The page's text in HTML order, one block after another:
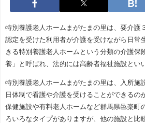
特別養護老人ホームまがたまの里は、要介護
認定を受けた利用者が介護を受けながら日常
きる特別養護老人ホームという分類の介護保
養」と呼ばれ、法的には高齢者福祉施設とい
特別養護老人ホームまがたまの里は、入所施
日体制で看護や介護を受けることができるの
保健施設や有料老人ホームなど群馬県邑楽町
ろいろなタイプがありますが、他の施設と比